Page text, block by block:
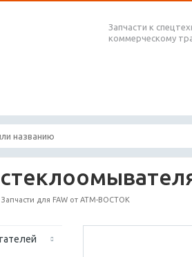
Запчасти к
коммерческому
Запчасти для FAW от АТМ-ВОСТОК